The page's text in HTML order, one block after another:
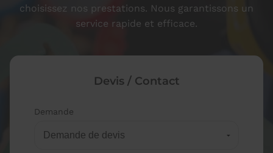
choisissez nos prestations. Nous garantissons un
service rapide et efficace.
Devis / Contact
Demande